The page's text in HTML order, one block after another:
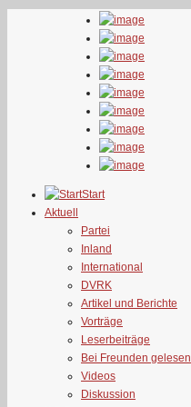
Start
Aktuell
Partei
Inland
International
DVRK
Artikel und Berichte
Vorträge
Leserbeiträge
Bei Freunden gelesen
Videos
Diskussion